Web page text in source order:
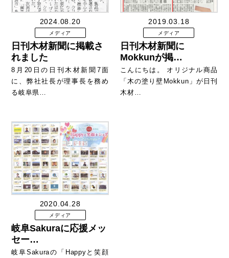
2024.08.20
メディア
日刊木材新聞に掲載さ
れました
8月20日の日刊木材新聞7面
に、弊社社長が理事長を務め
る岐阜県…
2019.03.18
メディア
日刊木材新聞に
Mokkunが掲…
こんにちは。 オリジナル商品
「木の塗り壁Mokkun」が日刊
木材…
2020.04.28
メディア
岐阜Sakuraに応援メッ
セー…
岐阜Sakuraの「Happyと笑顔